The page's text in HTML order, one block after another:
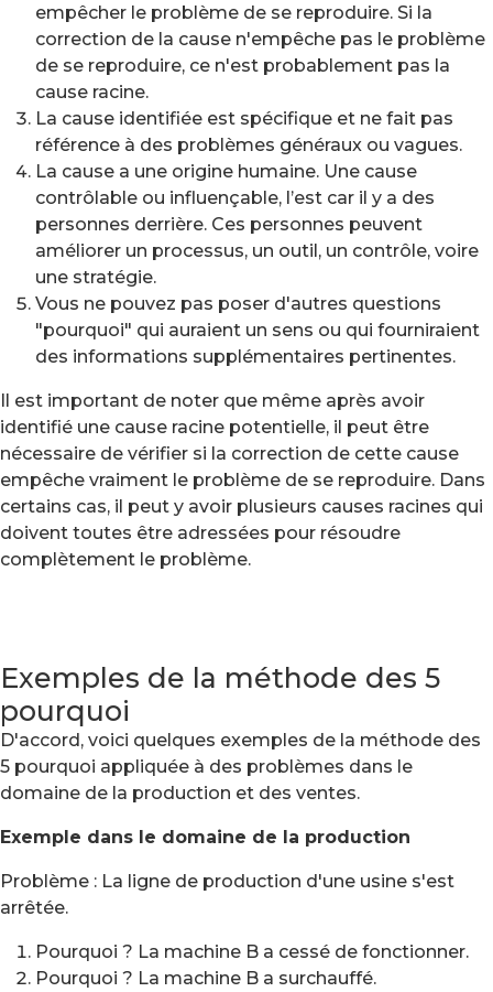
empêcher le problème de se reproduire. Si la
correction de la cause n'empêche pas le problème
de se reproduire, ce n'est probablement pas la
cause racine.
La cause identifiée est spécifique et ne fait pas
référence à des problèmes généraux ou vagues.
La cause a une origine humaine. Une cause
contrôlable ou influençable, l’est car il y a des
personnes derrière. Ces personnes peuvent
améliorer un processus, un outil, un contrôle, voire
une stratégie.
Vous ne pouvez pas poser d'autres questions
"pourquoi" qui auraient un sens ou qui fourniraient
des informations supplémentaires pertinentes.
Il est important de noter que même après avoir
identifié une cause racine potentielle, il peut être
nécessaire de vérifier si la correction de cette cause
empêche vraiment le problème de se reproduire. Dans
certains cas, il peut y avoir plusieurs causes racines qui
doivent toutes être adressées pour résoudre
complètement le problème.
Exemples de la méthode des 5
pourquoi
D'accord, voici quelques exemples de la méthode des
5 pourquoi appliquée à des problèmes dans le
domaine de la production et des ventes.
Exemple dans le domaine de la production
Problème : La ligne de production d'une usine s'est
arrêtée.
Pourquoi ? La machine B a cessé de fonctionner.
Pourquoi ? La machine B a surchauffé.